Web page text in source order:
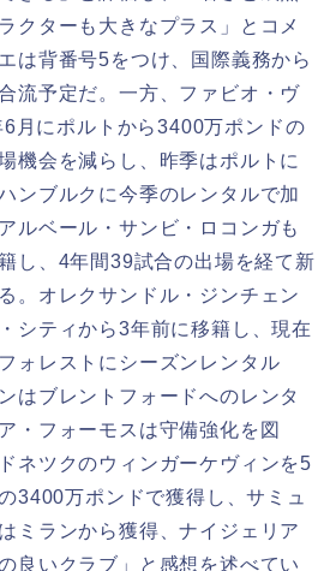
クターも大きなプラス」とコメ
は背番号5をつけ、国際義務から
流予定だ。一方、ファビオ・ヴ
月にポルトから3400万ポンドの
機会を減らし、昨季はポルトに
ンブルクに今季のレンタルで加
ルベール・サンビ・ロコンガも
し、4年間39試合の出場を経て新
。オレクサンドル・ジンチェン
シティから3年前に移籍し、現在
ォレストにシーズンレンタル
はブレントフォードへのレンタ
・フォーモスは守備強化を図
ネツクのウィンガーケヴィンを5
3400万ポンドで獲得し、サミュ
ミランから獲得、ナイジェリア
良いクラブ」と感想を述べてい